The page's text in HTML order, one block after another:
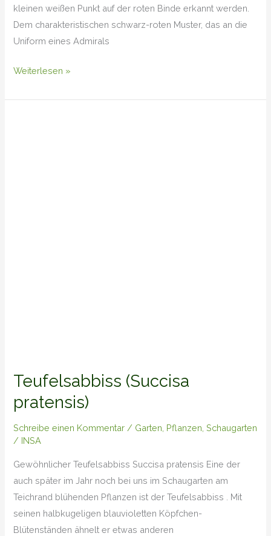
kleinen weißen Punkt auf der roten Binde erkannt werden.
Dem charakteristischen schwarz-roten Muster, das an die
Uniform eines Admirals
Weiterlesen »
Teufelsabbiss (Succisa
pratensis)
Schreibe einen Kommentar / Garten Pflanzen ,Schaugarten
/ INSA
Gewöhnlicher Teufelsabbiss Succisa pratensis Eine der
auch später im Jahr noch bei uns im Schaugarten am
Teichrand blühenden Pflanzen ist der Teufelsabbiss . Mit
seinen halbkugeligen blauvioletten Köpfchen-
Blütenständen ähnelt er etwas anderen